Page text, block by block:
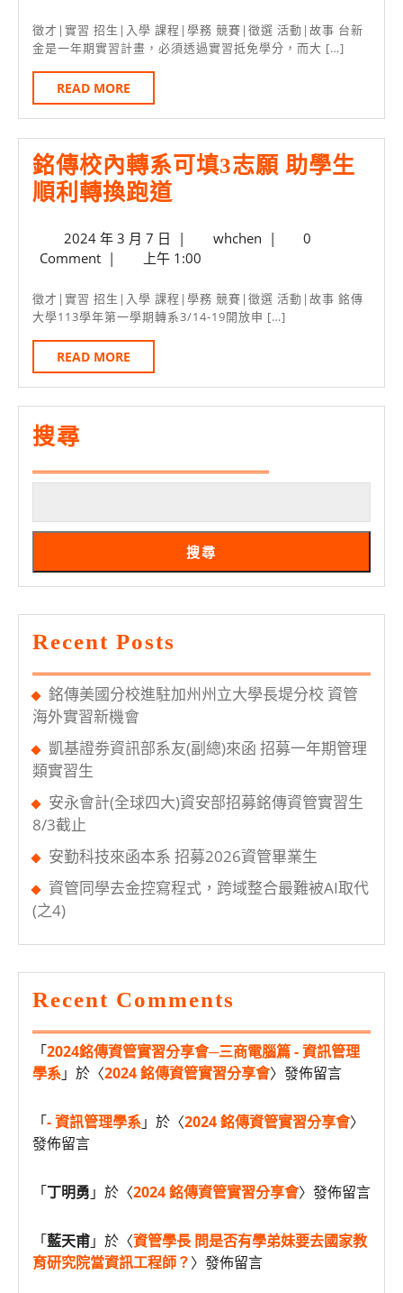
傳
資
同
學
紮
務
招
募
年
期
實
月
26
徵才|實習 招生|入學 課程|學務 競賽|徵選 活動|故事 台新
金是一年期實習計畫，必須透過實習抵免學分，而大 […]
READ MORE
MORE
銘傳校內轉系可填3志願 助學生
順利轉換跑道
校
轉
系
填
3
助
學
生
順
換
跑
道
2024 年 3 月 7 日 2024
年
月
7
| whchenwhchen
|
0
Comment | 上午 1:00
徵才|實習 招生|入學 課程|學務 競賽|徵選 活動|故事 銘傳
大學113學年第一學期轉系3/14-19開放申 […]
READ MORE
MORE
搜尋
搜尋
Recent Posts
銘傳美國分校進駐加州州立大學長堤分校 資管
海外實習新機會
凱基證劵資訊部系友(副總)來函 招募一年期管理
類實習生
安永會計(全球四大)資安部招募銘傳資管實習生
8/3截止
安勤科技來函本系 招募2026資管畢業生
資管同學去金控寫程式，跨域整合最難被AI取代
(之4)
Recent Comments
「2024銘傳資管實習分享會─三商電腦篇 - 資訊管理
學系」於〈2024 銘傳資管實習分享會〉發佈留言
「- 資訊管理學系」於〈2024 銘傳資管實習分享會〉
發佈留言
「丁明勇 」於〈2024 銘傳資管實習分享會〉發佈留言
「藍天甫」於〈資管學長 問是否有學弟妹要去國家教
育研究院當資訊工程師？〉發佈留言